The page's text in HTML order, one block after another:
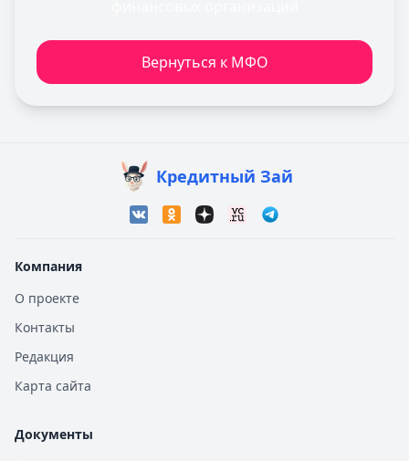
Вернуться к МФО
Кредитный Зай
Компания
О проекте
Контакты
Редакция
Карта сайта
Документы